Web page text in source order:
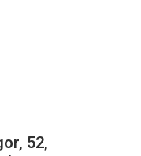
52,